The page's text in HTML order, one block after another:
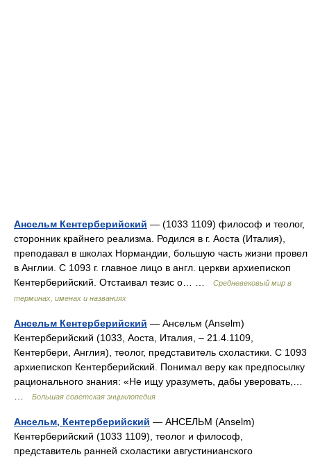
Ансельм Кентерберийский — (1033 1109) философ и теолог,
сторонник крайнего реализма. Родился в г. Аоста (Италия),
преподавал в школах Нормандии, большую часть жизни провел
в Англии. С 1093 г. главное лицо в англ. церкви архиепископ
Кентерберийский. Отстаивал тезис о… …
Средневековый мир в
терминах, именах и названиях
Ансельм Кентерберийский — Ансельм (Anselm)
Кентерберийский (1033, Аоста, Италия, ‒ 21.4.1109,
Кентербери, Англия), теолог, представитель схоластики. С 1093
архиепископ Кентерберийский. Понимал веру как предпосылку
рационального знания: «Не ищу уразуметь, дабы уверовать,…
Большая советская энциклопедия
Ансельм, Кентерберийский — АНСЕЛЬМ (Anselm)
Кентерберийский (1033 1109), теолог и философ,
представитель ранней схоластики августинианского